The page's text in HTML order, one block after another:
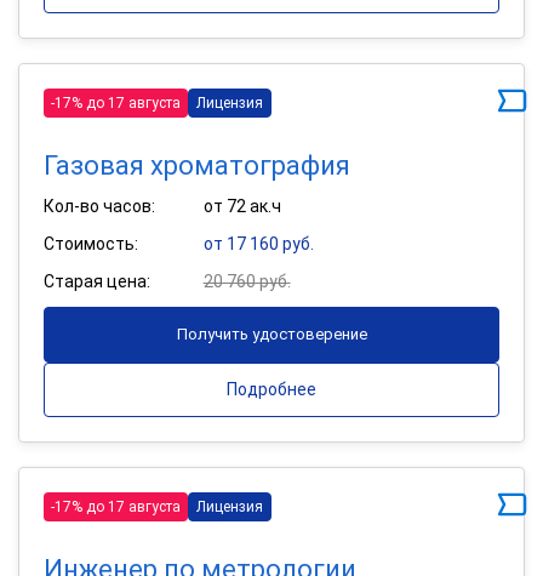
-17% до 17 августа Лицензия
Газовая хроматография
Кол-во часов:
от 72 ак.ч
Стоимость:
от 17 160 руб.
Старая цена:
20 760 руб.
Получить удостоверение
Подробнее
-17% до 17 августа Лицензия
Инженер по метрологии